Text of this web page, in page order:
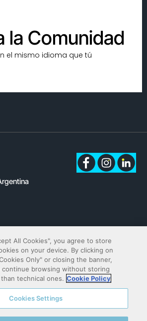
la Comunidad
el mismo idioma que tú
CONTACTO
All Cookies", you agree to store
on your device. By clicking on
Only" or closing the banner,
continue browsing without storing
technical ones. Cookie Policy
Cookies Settings